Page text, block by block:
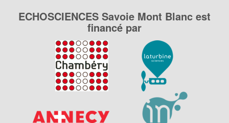
ECHOSCIENCES Savoie Mont Blanc est
financé par